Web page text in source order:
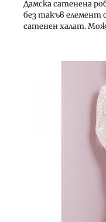
Дамска сатенена
без такъв елемент
сатенен халат.